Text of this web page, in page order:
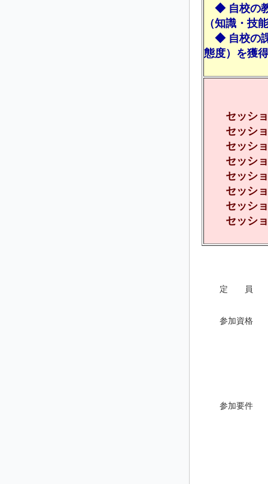
◆ 自校の教
（知識・技
◆ 自校の課
態度）を獲
セッショ
セッショ
セッショ
セッショ
セッショ
セッシ
セッシ
セッショ
定 員
参加資格
参加要件